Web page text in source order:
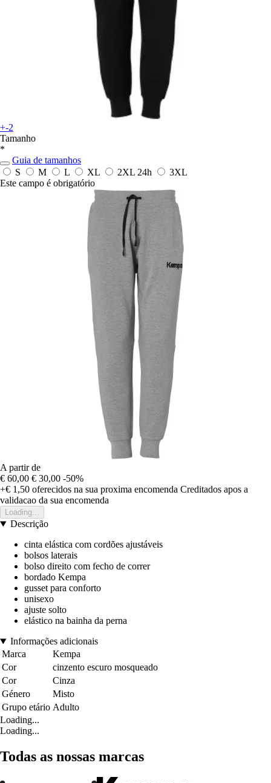
+-2
Tamanho
*
Guia de tamanhos
S
M L XL 2XL 24h
3XL
Este campo é obrigatório
A partir de
€ 60,00 € 30,00 -50%
+€ 1,50 oferecidos na sua proxima encomenda Creditados apos a
validacao da sua encomenda
Loading...
Descrição
cinta elástica com cordões ajustáveis
bolsos laterais
bolso direito com fecho de correr
bordado Kempa
gusset para conforto
unisexo
ajuste solto
elástico na bainha da perna
Informações adicionais
Marca
Kempa
Cor
cinzento escuro mosqueado
Cor
Cinza
Género
Misto
Grupo etário Adulto
Loading...
Loading...
Todas as nossas marcas